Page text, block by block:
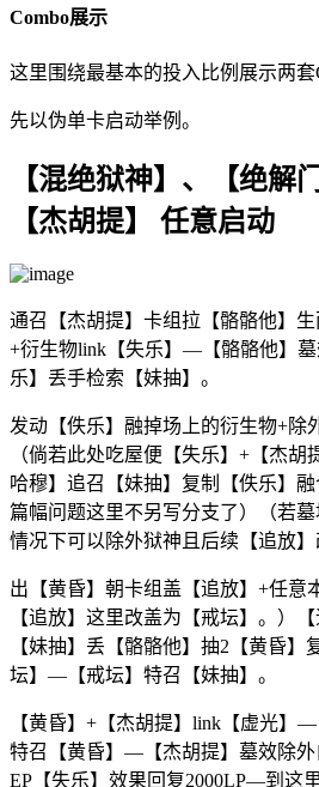
Combo展示
这里围绕最基本的投入比例展示两套
先以伪单卡启动举例。
【混绝狱神】、【绝解
【杰胡提】 任意启动
通召【杰胡提】卡组拉【骼骼他】
+衍生物link【失乐】—【骼骼他】
乐】丢手检索【妹抽】。
发动【佚乐】融掉场上的衍生物+除
（倘若此处吃屋便【失乐】+【杰胡
哈穆】追召【妹抽】复制【佚乐】
篇幅问题这里不另写分支了）（若
情况下可以除外狱神且后续【追放】
出【黄昏】朝卡组盖【追放】+任意
【追放】这里改盖为【戒坛】。）
【妹抽】丢【骼骼他】抽2【黄昏】
坛】—【戒坛】特召【妹抽】。
【黄昏】+【杰胡提】link【虚光】—
特召【黄昏】—【杰胡提】墓效除
EP【失乐】效果回复2000LP—到这里